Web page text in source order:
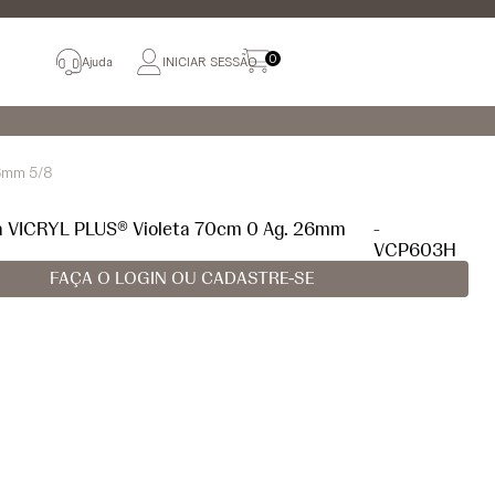
Ajuda INICIAR SESSÃO 0
5/8
VICRYL PLUS® Violeta 70cm 0 Ag. 26mm
-
VCP603H
FAÇA O LOGIN OU CADASTRE-SE